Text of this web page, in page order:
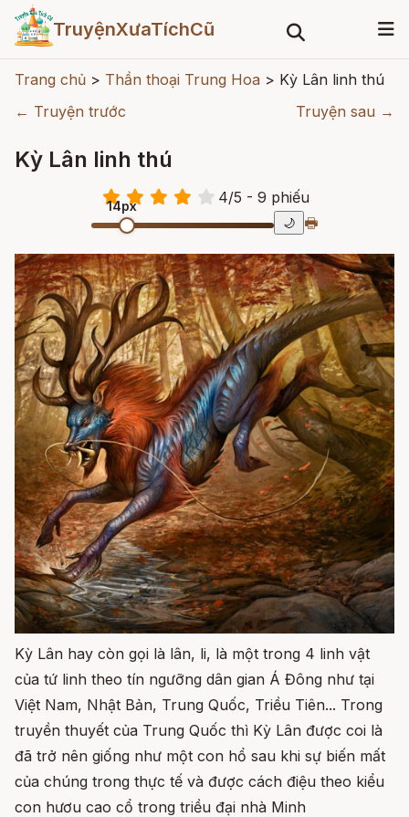
TruyệnXưaTíchCũ
Trang chủ > Thần thoại Trung Hoa > Kỳ Lân linh thú
← Truyện trước
Truyện sau →
Kỳ Lân linh thú
4/5 - 9 phiếu
14px
🌙 🖶
Kỳ Lân hay còn gọi là lân, li, là một trong 4 linh vật
của tứ linh theo tín ngưỡng dân gian Á Đông như tại
Việt Nam, Nhật Bản, Trung Quốc, Triều Tiên... Trong
truyền thuyết của Trung Quốc thì Kỳ Lân được coi là
đã trở nên giống như một con hổ sau khi sự biến mất
của chúng trong thực tế và được cách điệu theo kiểu
con hươu cao cổ trong triều đại nhà Minh